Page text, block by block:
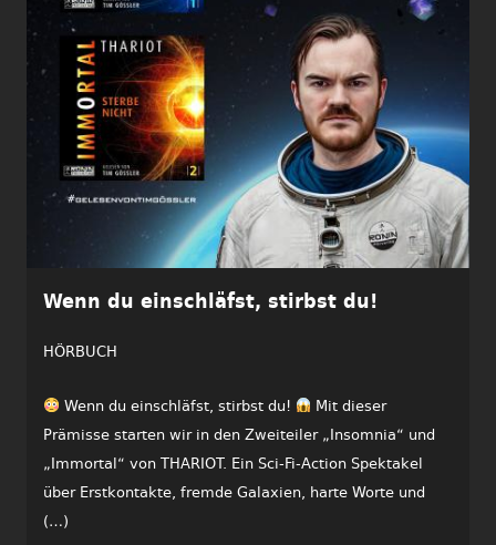
Wenn du einschläfst, stirbst du!
HÖRBUCH
Wenn du einschläfst, stirbst du!
Mit dieser
Prämisse starten wir in den Zweiteiler „Insomnia“ und
„Immortal“ von THARIOT. Ein Sci-Fi-Action Spektakel
über Erstkontakte, fremde Galaxien, harte Worte und
(…)